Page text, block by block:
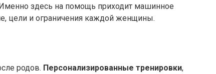
здесь на помощь приходит машинное
цели и ограничения каждой женщины.
родов. Персонализированные тренировки,